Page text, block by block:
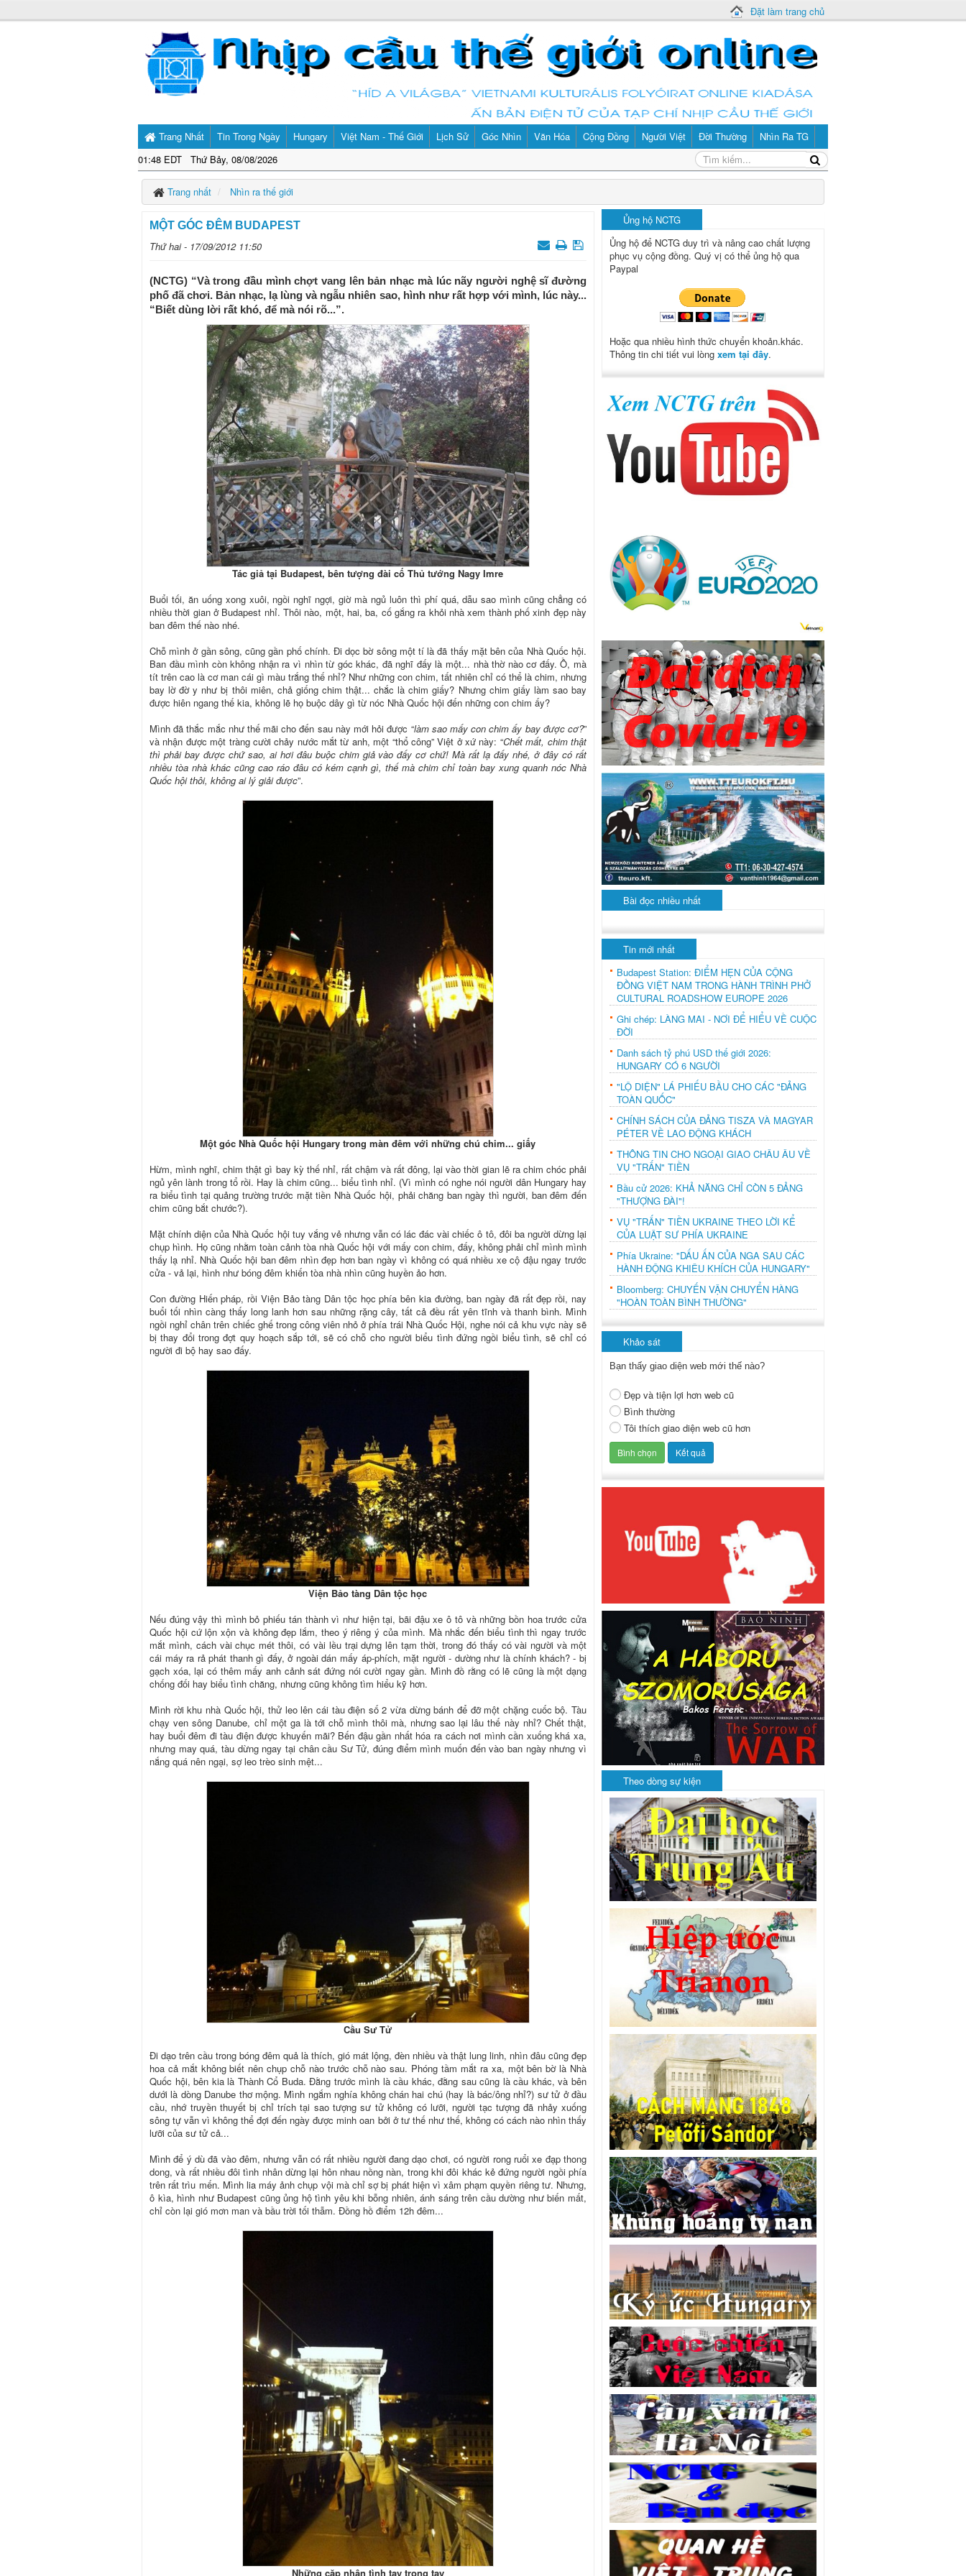
Đặt làm trang chủ
Trang Nhất
01:48 EDT Thứ Bảy, 08/08/2026
Tin Trong Ngày Hungary Việt Nam - Thế Giới Lịch Sử Góc Nhìn Văn Hóa Cộng Đồng Người Việt Đời Thường Nhìn Ra TG
Trang nhất Nhìn ra thế giới
MỘT GÓC ĐÊM BUDAPEST
Thứ hai - 17/09/2012 11:50
(NCTG) “Và trong đầu mình chợt vang lên bản nhạc mà lúc nãy người nghệ sĩ đường
phố đã chơi. Bản nhạc, lạ lùng và ngẫu nhiên sao, hình như rất hợp với mình, lúc này...
“Biết dùng lời rất khó, để mà nói rõ...”.
Tác giả tại Budapest, bên tượng đài cố Thủ tướng Nagy Imre
Buổi tối, ăn uống xong xuôi, ngồi nghĩ ngợi, giờ mà ngủ luôn thì phí quá, dẫu sao mình cũng chẳng có
nhiều thời gian ở Budapest nhỉ. Thôi nào, một, hai, ba, cố gắng ra khỏi nhà xem thành phố xinh đẹp này
ban đêm thế nào nhé.
Chỗ mình ở gần sông, cũng gần phố chính. Đi dọc bờ sông một tí là đã thấy mặt bên của Nhà Quốc hội.
Ban đầu mình còn không nhận ra vì nhìn từ góc khác, đã nghĩ đấy là một... nhà thờ nào cơ đấy. Ồ, mà
tít trên cao là cơ man cái gì màu trắng thế nhỉ? Như những con chim, tất nhiên chỉ có thể là chim, nhưng
bay lờ đờ y như bị thôi miên, chả giống chim thật... chắc là chim giấy? Nhưng chim giấy làm sao bay
được hiên ngang thế kia, không lẽ họ buộc dây gì từ nóc Nhà Quốc hội đến những con chim ấy?
Mình đã thắc mắc như thế mãi cho đến sau này mới hỏi được “làm sao mấy con chim ấy bay được cơ?”
và nhận được một tràng cười chảy nước mắt từ anh, một “thổ công” Việt ở xứ này: “Chết mất, chim thật
thì phải bay được chứ sao, ai hơi đâu buộc chim giả vào đấy cơ chứ! Mà rất lạ đấy nhé, ở đây có rất
nhiều tòa nhà khác cũng cao ráo đâu có kém cạnh gì, thế mà chim chỉ toàn bay xung quanh nóc Nhà
Quốc hội thôi, không ai lý giải được”.
Một góc Nhà Quốc hội Hungary trong màn đêm với những chú chim... giấy
Hừm, mình nghĩ, chim thật gì bay kỳ thế nhỉ, rất chậm và rất đông, lại vào thời gian lẽ ra chim chóc phải
ngủ yên lành trong tổ rồi. Hay là chim cũng... biểu tình nhỉ. (Vì mình có nghe nói người dân Hungary hay
ra biểu tình tại quảng trường trước mặt tiền Nhà Quốc hội, phải chăng ban ngày thì người, ban đêm đến
chim cũng bắt chước?).
Mặt chính diện của Nhà Quốc hội tuy vắng vẻ nhưng vẫn có lác đác vài chiếc ô tô, đôi ba người dừng lại
chụp hình. Họ cũng nhằm toàn cảnh tòa nhà Quốc hội với mấy con chim, đấy, không phải chỉ mình mình
thấy lạ nhỉ. Nhà Quốc hội ban đêm nhìn đẹp hơn ban ngày vì không có quá nhiều xe cộ đậu ngay trước
cửa - vả lại, hình như bóng đêm khiến tòa nhà nhìn cũng huyền ảo hơn.
Con đường Hiến pháp, rồi Viện Bảo tàng Dân tộc học phía bên kia đường, ban ngày đã rất đẹp rồi, nay
buổi tối nhìn càng thấy long lanh hơn sau những rặng cây, tất cả đều rất yên tĩnh và thanh bình. Mình
ngồi nghỉ chân trên chiếc ghế trong công viên nhỏ ở phía trái Nhà Quốc Hội, nghe nói cả khu vực này sẽ
bị thay đổi trong đợt quy hoạch sắp tới, sẽ có chỗ cho người biểu tình đứng ngồi biểu tình, sẽ chỉ có
người đi bộ hay sao đấy.
Viện Bảo tàng Dân tộc học
Nếu đúng vậy thì mình bỏ phiếu tán thành vì như hiện tại, bãi đậu xe ô tô và những bồn hoa trước cửa
Quốc hội cứ lộn xộn và không đẹp lắm, theo ý riêng ý của mình. Mà nhắc đến biểu tình thì ngay trước
mắt mình, cách vài chục mét thôi, có vài lều trại dựng lên tạm thời, trong đó thấy có vài người và một
cái máy ra rả phát thanh gì đấy, ở ngoài dán mấy áp-phích, mặt người - dường như là chính khách? - bị
gạch xóa, lại có thêm mấy anh cảnh sát đứng nói cười ngay gần. Mình đồ rằng có lẽ cũng là một dạng
chống đối hay biểu tình chăng, nhưng cũng không tìm hiểu kỹ hơn.
Mình rời khu nhà Quốc hội, thử leo lên cái tàu điện số 2 vừa dừng bánh để đỡ một chặng cuốc bộ. Tàu
chạy ven sông Danube, chỉ một ga là tới chỗ mình thôi mà, nhưng sao lại lâu thế này nhỉ? Chết thật,
hay buổi đêm đi tàu điện được khuyến mãi? Bến đậu gần nhất hóa ra cách nơi mình cần xuống khá xa,
nhưng may quá, tàu dừng ngay tại chân cầu Sư Tử, đúng điểm mình muốn đến vào ban ngày nhưng vì
nắng quá nên ngại, sợ leo trèo sinh mệt...
Cầu Sư Tử
Đi dạo trên cầu trong bóng đêm quả là thích, gió mát lộng, đèn nhiều và thật lung linh, nhìn đâu cũng đẹp
hoa cả mắt không biết nên chụp chỗ nào trước chỗ nào sau. Phóng tầm mắt ra xa, một bên bờ là Nhà
Quốc hội, bên kia là Thành Cổ Buda. Đằng trước mình là cầu khác, đằng sau cũng là cầu khác, và bên
dưới là dòng Danube thơ mộng. Mình ngắm nghía không chán hai chú (hay là bác/ông nhỉ?) sư tử ở đầu
cầu, nhớ truyền thuyết bị chỉ trích tại sao tượng sư tử không có lưỡi, người tạc tượng đã nhảy xuống
sông tự vẫn vì không thể đợi đến ngày được minh oan bởi ở tư thế như thế, không có cách nào nhìn thấy
lưỡi của sư tử cả...
Mình để ý dù đã vào đêm, nhưng vẫn có rất nhiều người đang dạo chơi, có người rong ruổi xe đạp thong
dong, và rất nhiều đôi tình nhân dừng lại hôn nhau nồng nàn, trong khi đôi khác kẻ đứng người ngồi phía
trên rất trìu mến. Mình lia máy ảnh chụp vội mà chỉ sợ bị phát hiện vì xâm phạm quyền riêng tư. Nhưng,
ô kìa, hình như Budapest cũng ủng hộ tình yêu khi bỗng nhiên, ánh sáng trên cầu dường như biến mất,
chỉ còn lại gió mơn man và bầu trời tối thẫm. Đồng hồ điểm 12h đêm...
Những cặp nhân tình tay trong tay
Ủng hộ NCTG
Ủng hộ để NCTG duy trì và nâng cao chất lượng
phục vụ cộng đồng. Quý vị có thể ủng hộ qua
Paypal
Hoặc qua nhiều hình thức chuyển khoản.khác.
Thông tin chi tiết vui lòng xem tại đây.
Bài đọc nhiều nhất
Tin mới nhất
Budapest Station: ĐIỂM HẸN CỦA CỘNG
ĐỒNG VIỆT NAM TRONG HÀNH TRÌNH PHỞ
CULTURAL ROADSHOW EUROPE 2026
Ghi chép: LÀNG MAI - NƠI ĐỂ HIỂU VỀ CUỘC
ĐỜI
Danh sách tỷ phú USD thế giới 2026:
HUNGARY CÓ 6 NGƯỜI
"LỘ DIỆN" LÁ PHIẾU BẦU CHO CÁC "ĐẢNG
TOÀN QUỐC"
CHÍNH SÁCH CỦA ĐẢNG TISZA VÀ MAGYAR
PÉTER VỀ LAO ĐỘNG KHÁCH
THÔNG TIN CHO NGOẠI GIAO CHÂU ÂU VỀ
VỤ "TRẤN" TIỀN
Bầu cử 2026: KHẢ NĂNG CHỈ CÒN 5 ĐẢNG
"THƯỢNG ĐÀI"!
VỤ "TRẤN" TIỀN UKRAINE THEO LỜI KỂ
CỦA LUẬT SƯ PHÍA UKRAINE
Phía Ukraine: "DẤU ẤN CỦA NGA SAU CÁC
HÀNH ĐỘNG KHIÊU KHÍCH CỦA HUNGARY"
Bloomberg: CHUYẾN VẬN CHUYỂN HÀNG
"HOÀN TOÀN BÌNH THƯỜNG"
Khảo sát
Bạn thấy giao diện web mới thế nào?
Đẹp và tiện lợi hơn web cũ
Bình thường
Tôi thích giao diện web cũ hơn
Theo dòng sự kiện